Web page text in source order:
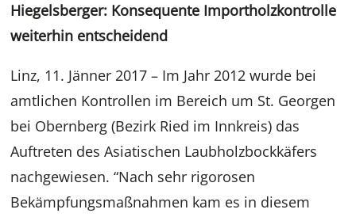
Hiegelsberger: Konsequente Importholzkontrolle
weiterhin entscheidend
Linz, 11. Jänner 2017 – Im Jahr 2012 wurde bei
amtlichen Kontrollen im Bereich um St. Georgen
bei Obernberg (Bezirk Ried im Innkreis) das
Auftreten des Asiatischen Laubholzbockkäfers
nachgewiesen. “Nach sehr rigorosen
Bekämpfungsmaßnahmen kam es in diesem